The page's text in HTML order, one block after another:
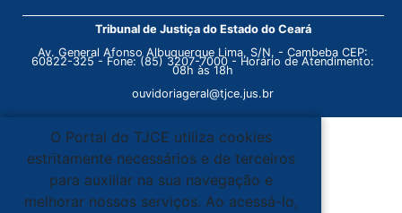
Tribunal de Justiça do Estado do Ceará
Av. General Afonso Albuquerque Lima, S/N. - Cambeba CEP:
60822-325 - Fone: (85) 3207-7000 - Horário de Atendimento:
08h às 18h
ouvidoriageral@tjce.jus.br
O Portal do TJCE utiliza cookies
estritamente necessários e de terceiros
para auxiliar na sua navegação e
melhorar nossos serviços. Ao acessá-lo,